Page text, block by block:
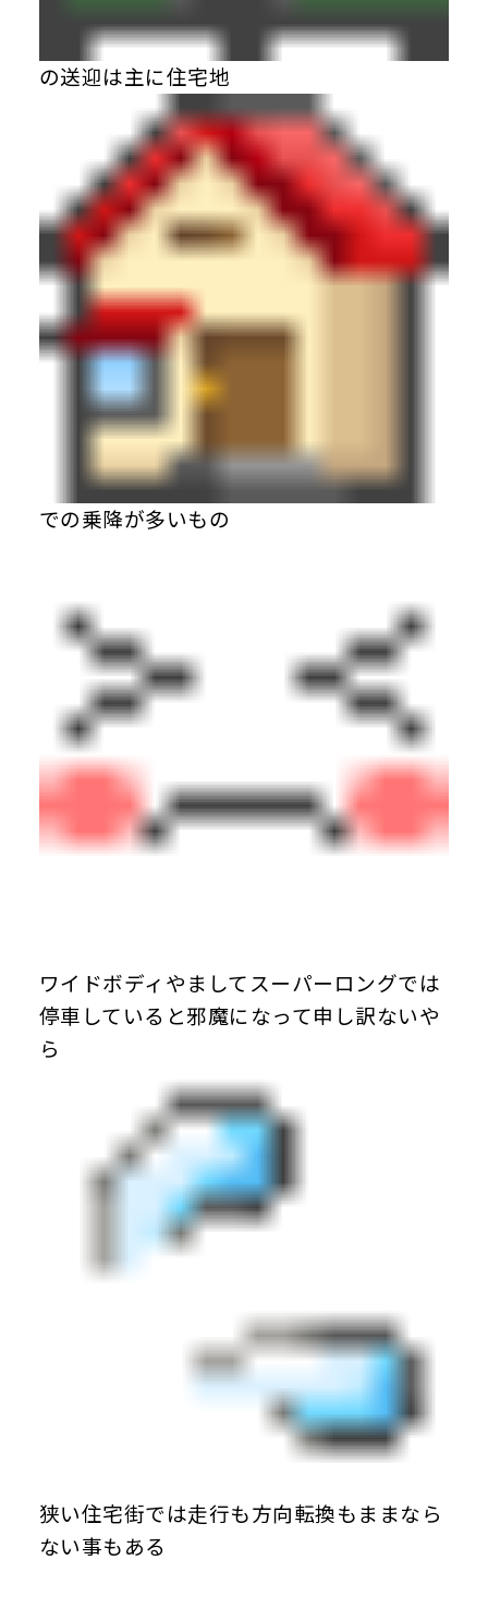
の送迎は主に住宅地
での乗降が多いもの
ワイドボディやましてスーパーロングでは
停車していると邪魔になって申し訳ないや
ら
狭い住宅街では走行も方向転換もままなら
ない事もある